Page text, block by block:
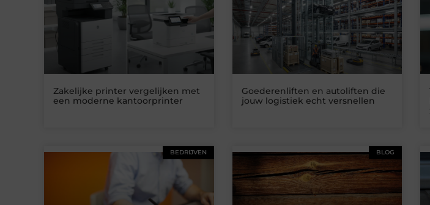
Zakelijke printer vergelijken met
een moderne kantoorprinter
Goederenliften en autoliften die
jouw logistiek echt versnellen
BEDRIJVEN BLOG